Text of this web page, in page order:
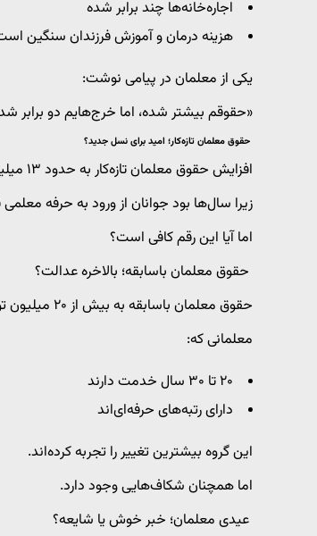
اجاره‌خانه‌ها چند برابر شده
هزینه درمان و آموزش فرزندان سنگین
یکی از معلمان در پیامی نوشت:
«حقوقم بیشتر شده، اما خرج‌هایم دو برابر
حقوق معلمان تازه‌کار؛ امید برای نسل جدید؟
افزایش حقوق معلمان تازه‌کار به حدود ۱۳ میلیون تومان، اتفاقی بود که بسیاری آن را «امیدبخش» توصیف کردند.
زیرا سال‌ها بود جوانان از ورود به حرفه معلمی
اما آیا این رقم کافی است؟
حقوق معلمان باسابقه؛ بالاخره عدالت؟
حقوق معلمان باسابقه به بیش از ۲۰ میلیون تومان رسیده است.
معلمانی که:
۲۰ تا ۳۰ سال خدمت دارند
دارای رتبه‌های حرفه‌ای‌اند
این گروه بیشترین تغییر را تجربه کرده‌اند.
اما همچنان شکاف‌هایی وجود دارد.
عیدی معلمان؛ خبر خوش یا شایعه؟